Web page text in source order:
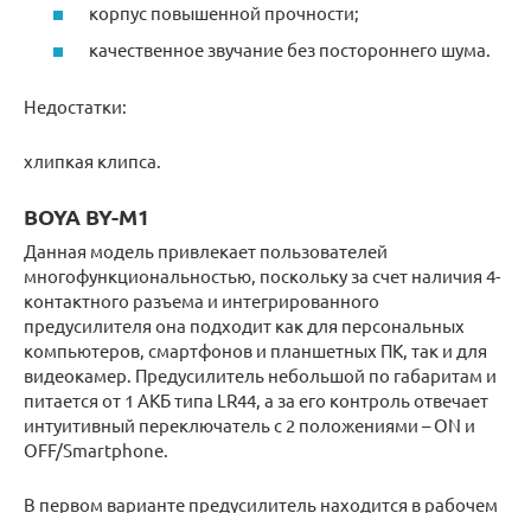
корпус повышенной прочности;
качественное звучание без постороннего шума.
Недостатки:
хлипкая клипса.
BOYA BY-M1
Данная модель привлекает пользователей
многофункциональностью, поскольку за счет наличия 4-
контактного разъема и интегрированного
предусилителя она подходит как для персональных
компьютеров, смартфонов и планшетных ПК, так и для
видеокамер. Предусилитель небольшой по габаритам и
питается от 1 АКБ типа LR44, а за его контроль отвечает
интуитивный переключатель с 2 положениями – ON и
OFF/Smartphone.
В первом варианте предусилитель находится в рабочем